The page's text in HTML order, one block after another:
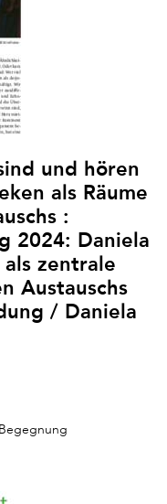
und hören
als Räume
:
2024: Daniela
zentrale
Austauschs
/ Daniela